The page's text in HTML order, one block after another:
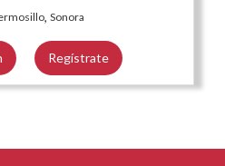
, Sonora
Regístrate